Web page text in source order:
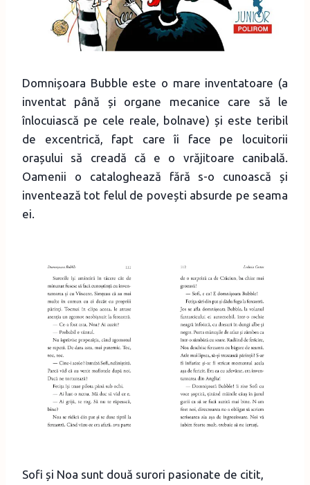
Domnișoara Bubble este o mare inventatoare (a
inventat până și organe mecanice care să le
înlocuiască pe cele reale, bolnave) și este teribil
de excentrică, fapt care îi face pe locuitorii
orașului să creadă că e o vrăjitoare canibală.
Oamenii o cataloghează fără s-o cunoască și
inventează tot felul de povești absurde pe seama
ei.
Sofi și Noa sunt două surori pasionate de citit,